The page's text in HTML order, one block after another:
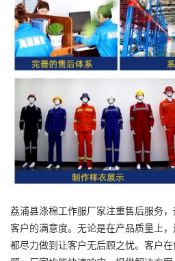
荔浦县涤棉工作服厂家注重售后服务
客户的满意度。无论是在产品质量上
都尽力做到让客户无后顾之忧。客户